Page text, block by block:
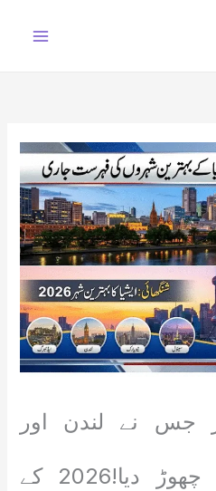
جس نے لندن اور
نیویارک کو پیچھے چھوڑ دیا!2026 کے